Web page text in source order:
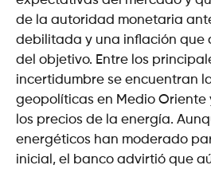
de la autoridad monetaria
debilitada y una inflación que
del objetivo. Entre los
incertidumbre se encuentran
geopolíticas en Medio Oriente
los precios de la energía.
energéticos han moderado
inicial, el banco advirtió que